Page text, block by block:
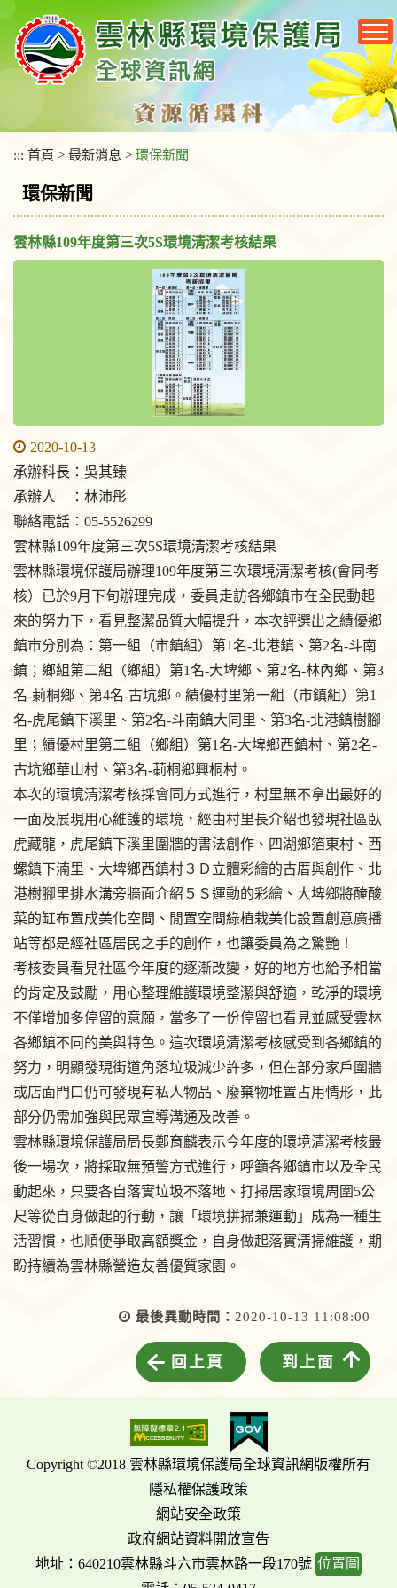
要
::: 首頁 > 最新消息 > 環保新聞
環保新聞
雲林縣109年度第三次5S環境清潔考核結果
2020-10-13
承辦科長：吳其臻
承辦人 ：林沛彤
聯絡電話：05-5526299
雲林縣109年度第三次5S環境清潔考核結果
雲林縣環境保護局辦理109年度第三次環境清潔考核(會同考
核）已於9月下旬辦理完成，委員走訪各鄉鎮市在全民動起
來的努力下，看見整潔品質大幅提升，本次評選出之績優鄉
鎮市分別為：第一組（市鎮組）第1名-北港鎮、第2名-斗南
鎮；鄉組第二組（鄉組）第1名-大埤鄉、第2名-林內鄉、第3
名-莿桐鄉、第4名-古坑鄉。績優村里第一組（市鎮組）第1
名-虎尾鎮下溪里、第2名-斗南鎮大同里、第3名-北港鎮樹腳
里；績優村里第二組（鄉組）第1名-大埤鄉西鎮村、第2名-
古坑鄉華山村、第3名-莿桐鄉興桐村。
本次的環境清潔考核採會同方式進行，村里無不拿出最好的
一面及展現用心維護的環境，經由村里長介紹也發現社區臥
虎藏龍，虎尾鎮下溪里圍牆的書法創作、四湖鄉箔東村、西
螺鎮下湳里、大埤鄉西鎮村３Ｄ立體彩繪的古厝與創作、北
港樹腳里排水溝旁牆面介紹５Ｓ運動的彩繪、大埤鄉將醃酸
菜的缸布置成美化空間、閒置空間綠植栽美化設置創意廣播
站等都是經社區居民之手的創作，也讓委員為之驚艷！
考核委員看見社區今年度的逐漸改變，好的地方也給予相當
的肯定及鼓勵，用心整理維護環境整潔與舒適，乾淨的環境
不僅增加多停留的意願，當多了一份停留也看見並感受雲林
各鄉鎮不同的美與特色。這次環境清潔考核感受到各鄉鎮的
努力，明顯發現街道角落垃圾減少許多，但在部分家戶圍牆
或店面門口仍可發現有私人物品、廢棄物堆置占用情形，此
部分仍需加強與民眾宣導溝通及改善。
雲林縣環境保護局局長鄭育麟表示今年度的環境清潔考核最
後一場次，將採取無預警方式進行，呼籲各鄉鎮市以及全民
動起來，只要各自落實垃圾不落地、打掃居家環境周圍5公
尺等從自身做起的行動，讓「環境拼掃兼運動」成為一種生
活習慣，也順便爭取高額獎金，自身做起落實清掃維護，期
盼持續為雲林縣營造友善優質家園。
最後異動時間： 2020-10-13 11:08:00
回上頁 到上面
Copyright ©2018 雲林縣環境保護局全球資訊網版權所有
隱私權保護政策
網站安全政策
政府網站資料開放宣告
地址：640210雲林縣斗六市雲林路一段170號 位置圖